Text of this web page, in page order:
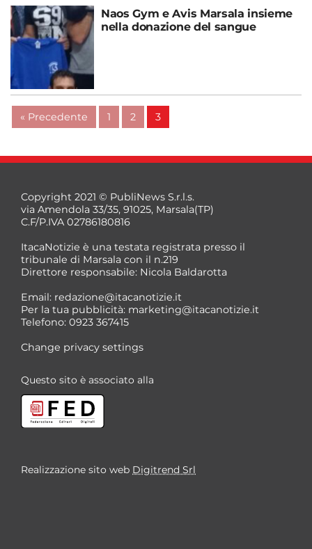
Naos Gym e Avis Marsala insieme
nella donazione del sangue
« Precedente 1 2 3
Copyright 2021 © PubliNews S.r.l.s.
via Amendola 33/35, 91025, Marsala(TP)
C.F/P.IVA 02786180816
ItacaNotizie è una testata registrata presso il
tribunale di Marsala con il n.219
Direttore responsabile: Nicola Baldarotta
Email: redazione@itacanotizie.it
Per la tua pubblicità: marketing@itacanotizie.it
Telefono: 0923 367415
Change privacy settings
Questo sito è associato alla
Realizzazione sito web Digitrend Srl